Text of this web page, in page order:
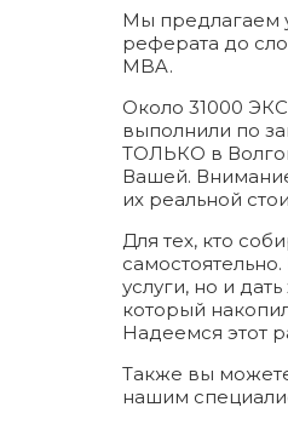
Мы предлагаем
реферата до
MBA.
Около 31000
выполнили по
ТОЛЬКО в
Вашей.
их реальной
Для тех, кто
услуги, но и
который
Надеемся этот
Также вы
нашим